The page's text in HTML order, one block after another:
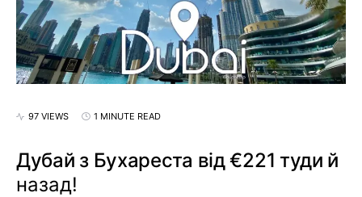
97 VIEWS 1 MINUTE READ
Дубай з Бухареста від €221 туди й
назад!